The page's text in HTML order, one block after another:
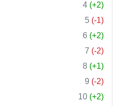
4 (+2)
5 (-1)
6 (+2)
7 (-2)
8 (+1)
9 (-2)
10 (+2)